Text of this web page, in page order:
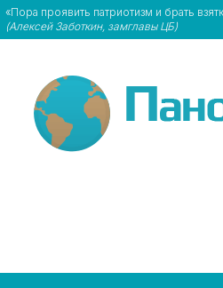
«Пора проявить патриотизм и брать
(Алексей Заботкин, замглавы ЦБ)